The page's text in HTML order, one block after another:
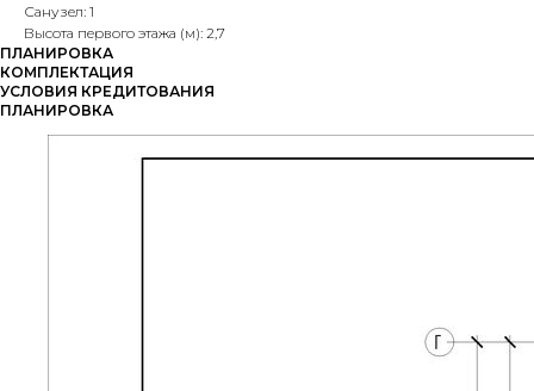
Санузел: 1
Высота первого этажа (м): 2,7
ПЛАНИРОВКА
КОМПЛЕКТАЦИЯ
УСЛОВИЯ КРЕДИТОВАНИЯ
ПЛАНИРОВКА